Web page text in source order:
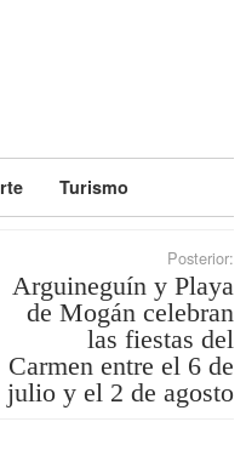
Turismo
Posterior:
Arguineguín y Playa
de Mogán celebran
las fiestas del
Carmen entre el 6 de
julio y el 2 de agosto